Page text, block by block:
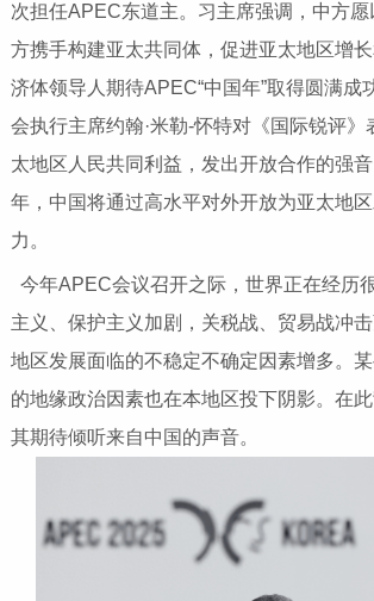
次担任APEC东道主。习主席强调，中方
方携手构建亚太共同体，促进亚太地区增
济体领导人期待APEC“中国年”取得圆满成
会执行主席约翰·米勒-怀特对《国际锐评》
太地区人民共同利益，发出开放合作的强
年，中国将通过高水平对外开放为亚太地
力。
今年APEC会议召开之际，世界正在经历
主义、保护主义加剧，关税战、贸易战冲
地区发展面临的不稳定不确定因素增多。
的地缘政治因素也在本地区投下阴影。在
其期待倾听来自中国的声音。